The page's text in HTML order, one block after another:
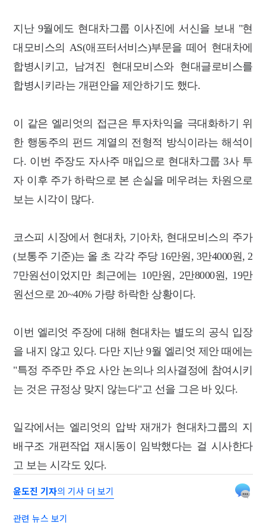
지난 9월에도 현대차그룹 이사진에 서신을 보내 "현
대모비스의 AS(애프터서비스)부문을 떼어 현대차에
합병시키고, 남겨진 현대모비스와 현대글로비스를
합병시키라는 개편안을 제안하기도 했다.
이 같은 엘리엇의 접근은 투자차익을 극대화하기 위
한 행동주의 펀드 계열의 전형적 방식이라는 해석이
다. 이번 주장도 자사주 매입으로 현대차그룹 3사 투
자 이후 주가 하락으로 본 손실을 메우려는 차원으로
보는 시각이 많다.
코스피 시장에서 현대차, 기아차, 현대모비스의 주가
(보통주 기준)는 올 초 각각 주당 16만원, 3만4000원, 2
7만원선이었지만 최근에는 10만원, 2만8000원, 19만
원선으로 20~40% 가량 하락한 상황이다.
이번 엘리엇 주장에 대해 현대차는 별도의 공식 입장
을 내지 않고 있다. 다만 지난 9월 엘리엇 제안 때에는
"특정 주주만 주요 사안 논의나 의사결정에 참여시키
는 것은 규정상 맞지 않는다"고 선을 그은 바 있다.
일각에서는 엘리엇의 압박 재개가 현대차그룹의 지
배구조 개편작업 재시동이 임박했다는 걸 시사한다
고 보는 시각도 있다.
윤도진 기자의 기사 더 보기
관련 뉴스 보기